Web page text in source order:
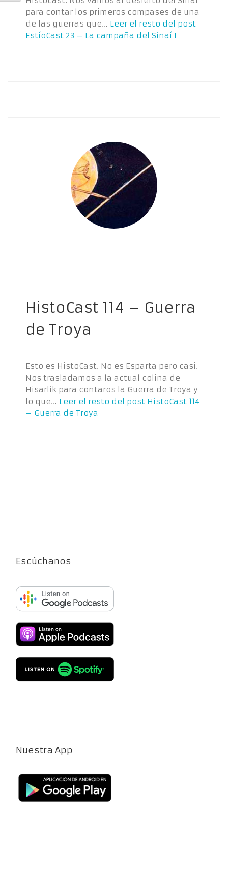
para contar los primeros compases de una
de las guerras que… Leer el resto del post
EstíoCast 23 – La campaña del Sinaí I
HistoCast 114 – Guerra
de Troya
Esto es HistoCast. No es Esparta pero casi.
Nos trasladamos a la actual colina de
Hisarlik para contaros la Guerra de Troya y
lo que… Leer el resto del post HistoCast 114
– Guerra de Troya
Escúchanos
Nuestra App